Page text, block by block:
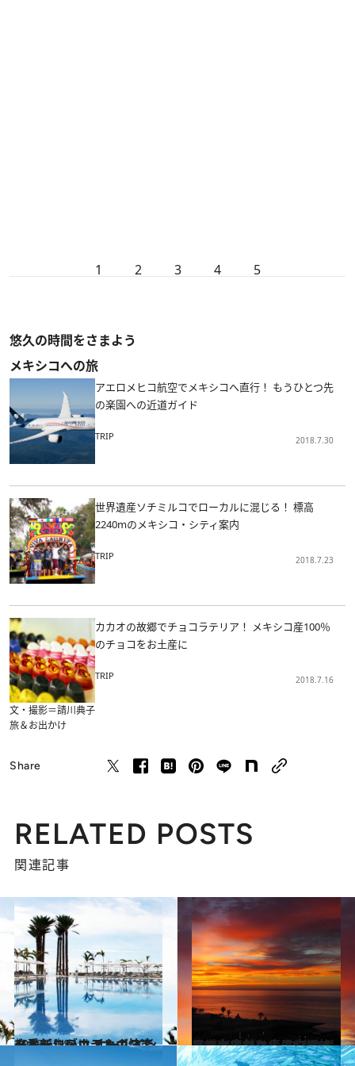
1 2 3 4 5
悠久の時間をさまよう
メキシコへの旅
アエロメヒコ航空でメキシコへ直行！ もうひとつ先
の楽園への近道ガイド
TRIP 2018.7.30
世界遺産ソチミルコでローカルに混じる！ 標高
2240mのメキシコ・シティ案内
TRIP 2018.7.23
カカオの故郷でチョコラテリア！ メキシコ産100％
のチョコをお土産に
TRIP 2018.7.16
文・撮影＝請川典子
旅＆お出かけ
Share
RELATED POSTS
関連記事
2018.6.18
メキシコ・ロスカボスで一番新しい！ オールインクルーシブホテルの快楽
旅＆お出かけ 2018.6.11
日常に疲れたら思い切ってメキシコへ！ ロスカボスの大自然に癒される旅を
旅＆お出かけ